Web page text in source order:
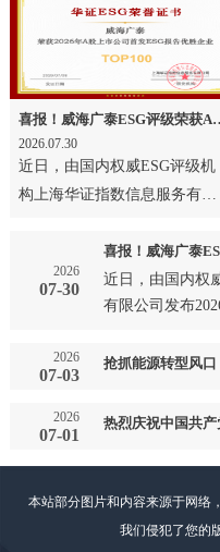
喜报！威海广泰ESG评级
2026.07.30
近日，由国内权威ESG评级机
构上海华证指数信息服务有限
单及评级结果，威海广泰成
功…
2026
07-30
近日，由国内权
有限公司发布
2026
07-03
抢抓能源转型风
2026
07-01
热烈庆祝中国共产
本站部分图片和内容来源于网络
我们侵犯了您的